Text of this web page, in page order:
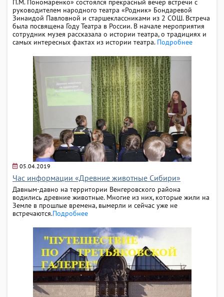
руководителем народного театра «Родник» Бондаревой
Зинаидой Павловной и старшеклассниками из 2 СОШ. Встреча
была посвящена Году Театра в России. В начале мероприятия
сотрудник музея рассказала о истории театра, о традициях и
самых интересных фактах из истории театра. Подробнее
05.04.2019
Час информации «Древние животные Сибири»
Давным-давно на территории Венгеровского района
водились древние животные. Многие из них, которые жили на
Земле в прошлые времена, вымерли и сейчас уже не
встречаются.Подробнее